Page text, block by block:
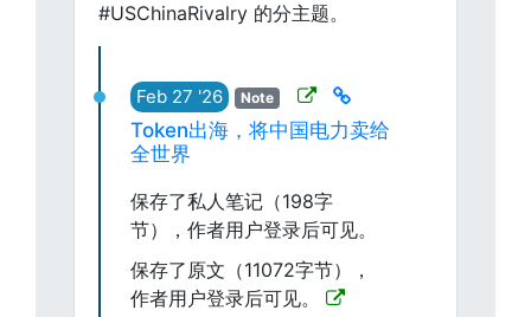
#USChinaRivalry 的分主题。
Feb 27 '26 Note
Token出海，将中国电力卖给
全世界
保存了私人笔记（198字
节），作者用户登录后可见。
保存了原文（11072字节），
作者用户登录后可见。